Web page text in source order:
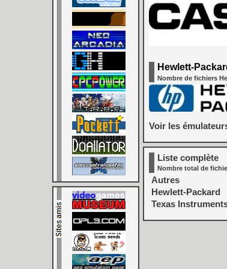
Hewlett-
Nombre de fichiers
Voir les
Liste complète
Nombre total de
Autres
Hewlett-Packard
Texas